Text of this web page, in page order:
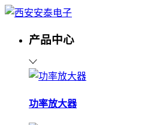
产品中心
功率放大器